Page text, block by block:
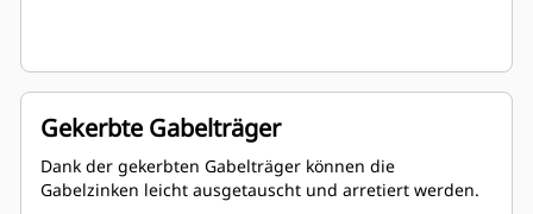
Gekerbte Gabelträger
Dank der gekerbten Gabelträger können die
Gabelzinken leicht ausgetauscht und arretiert werden.